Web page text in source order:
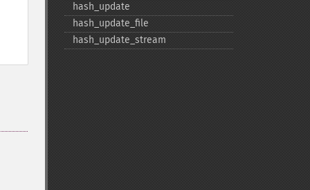
hash_​update
hash_​update_​file
hash_​update_​stream